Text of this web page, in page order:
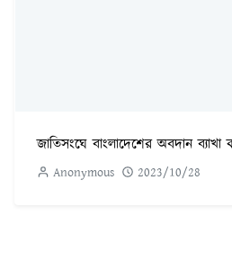
জাতিসংঘে বাংলাদেশের অবদান ব্যাখা
Anonymous 2023/10/28